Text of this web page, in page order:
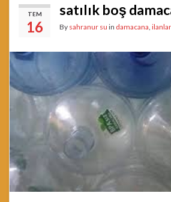
TEM
16
satılık boş
By sahranur su in damacana ilanlar